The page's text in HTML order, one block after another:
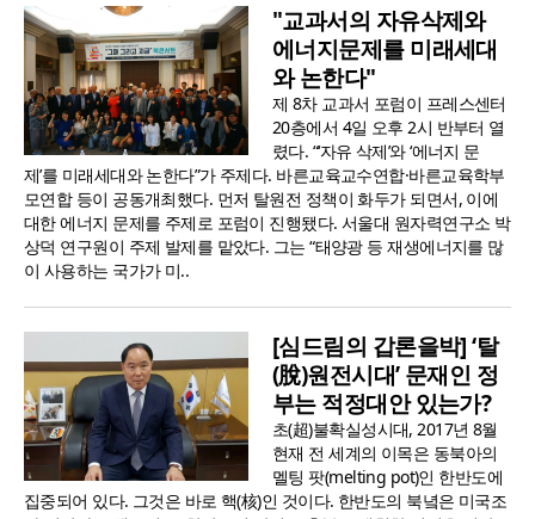
"교과서의 자유삭제와
에너지문제를 미래세대
와 논한다"
제 8차 교과서 포럼이 프레스센터
20층에서 4일 오후 2시 반부터 열
렸다. “‘자유 삭제’와 ‘에너지 문
제’를 미래세대와 논한다”가 주제다. 바른교육교수연합·바른교육학부
모연합 등이 공동개최했다. 먼저 탈원전 정책이 화두가 되면서, 이에
대한 에너지 문제를 주제로 포럼이 진행됐다. 서울대 원자력연구소 박
상덕 연구원이 주제 발제를 맡았다. 그는 “태양광 등 재생에너지를 많
이 사용하는 국가가 미..
[심드림의 갑론을박] ‘탈
(脫)원전시대’ 문재인 정
부는 적정대안 있는가?
초(超)불확실성시대, 2017년 8월
현재 전 세계의 이목은 동북아의
멜팅 팟(melting pot)인 한반도에
집중되어 있다. 그것은 바로 핵(核)인 것이다. 한반도의 북녘은 미국조